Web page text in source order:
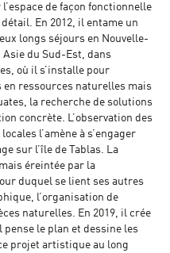
de façon fonctionnelle
En 2012, il entame un
longs séjours en Nouvelle-
Asie du Sud-Est, dans
où il s’installe pour
ressources naturelles mais
la recherche de solutions
concrète. L’observation des
l’amène à s’engager
sur l’île de Tablas. La
éreintée par la
duquel se lient ses autres
l’organisation de
naturelles. En 2019, il crée
le plan et dessine les
projet artistique au long